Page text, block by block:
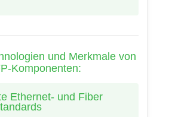
und Merkmale von
Komponenten:
Ethernet- und Fiber